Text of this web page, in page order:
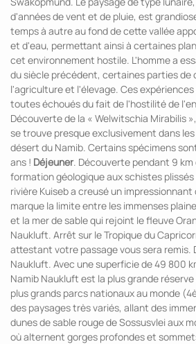
d'années de vent et de pluie, est
temps à autre au fond de cette vallée
et d'eau, permettant ainsi à certaines
cet environnement hostile. L'homme a
du siècle précédent, certaines parties de
l'agriculture et l'élevage. Ces
toutes échoués du fait de l'hostilité de
Découverte de la « Welwitschia Mirabilis
se trouve presque exclusivement dans
désert du Namib. Certains spécimens
ans ! Déjeuner. Découverte pendant 9 km
formation géologique aux schistes
rivière Kuiseb a creusé un
marque la limite entre les immenses
et la mer de sable qui rejoint le fleuve
Naukluft. Arrêt sur le Tropique du
attestant votre passage vous sera remis.
Naukluft. Avec une superficie de 49 800
Namib Naukluft est la plus grande
plus grands parcs nationaux au monde
des paysages très variés, allant des
dunes de sable rouge de Sossusvlei aux
où alternent gorges profondes et